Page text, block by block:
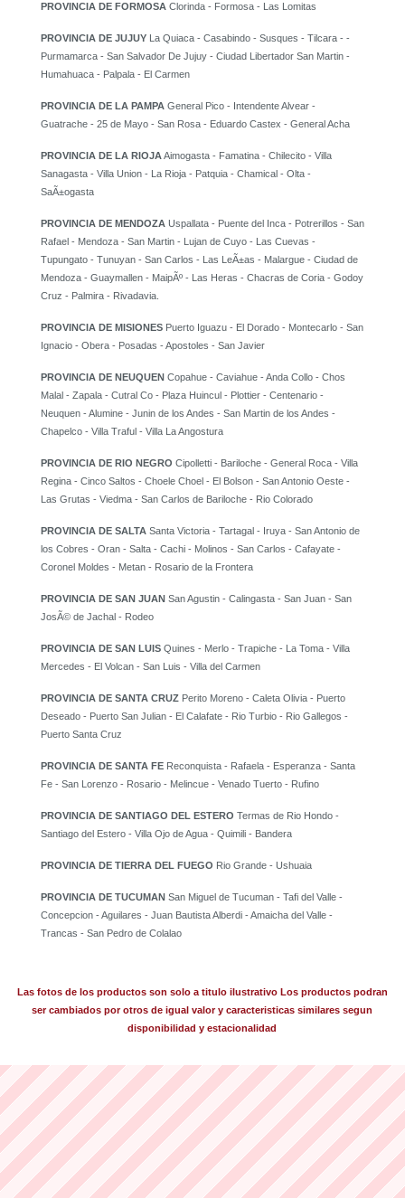
PROVINCIA DE FORMOSA Clorinda - Formosa - Las Lomitas
PROVINCIA DE JUJUY La Quiaca - Casabindo - Susques - Tilcara - -
Purmamarca - San Salvador De Jujuy - Ciudad Libertador San Martin -
Humahuaca - Palpala - El Carmen
PROVINCIA DE LA PAMPA General Pico - Intendente Alvear -
Guatrache - 25 de Mayo - San Rosa - Eduardo Castex - General Acha
PROVINCIA DE LA RIOJAAimogasta - Famatina - Chilecito - Villa
Sanagasta - Villa Union - La Rioja - Patquia - Chamical - Olta -
SaÃ±ogasta
PROVINCIA DE MENDOZA Uspallata - Puente del Inca - Potrerillos - San
Rafael - Mendoza - San Martin - Lujan de Cuyo - Las Cuevas -
Tupungato - Tunuyan - San Carlos - Las LeÃ±as - Malargue - Ciudad de
Mendoza - Guaymallen - MaipÃº - Las Heras - Chacras de Coria - Godoy
Cruz - Palmira - Rivadavia.
PROVINCIA DE MISIONES Puerto Iguazu - El Dorado - Montecarlo - San
Ignacio - Obera - Posadas - Apostoles - San Javier
PROVINCIA DE NEUQUEN Copahue - Caviahue - Anda Collo - Chos
Malal - Zapala - Cutral Co - Plaza Huincul - Plottier - Centenario -
Neuquen - Alumine - Junin de los Andes - San Martin de los Andes -
Chapelco - Villa Traful - Villa La Angostura
PROVINCIA DE RIO NEGRO Cipolletti - Bariloche - General Roca - Villa
Regina - Cinco Saltos - Choele Choel - El Bolson - San Antonio Oeste -
Las Grutas - Viedma - San Carlos de Bariloche - Rio Colorado
PROVINCIA DE SALTA Santa Victoria - Tartagal - Iruya - San Antonio de
los Cobres - Oran - Salta - Cachi - Molinos - San Carlos - Cafayate -
Coronel Moldes - Metan - Rosario de la Frontera
PROVINCIA DE SAN JUAN San Agustin - Calingasta - San Juan - San
JosÃ© de Jachal - Rodeo
PROVINCIA DE SAN LUIS Quines - Merlo - Trapiche - La Toma - Villa
Mercedes - El Volcan - San Luis - Villa del Carmen
PROVINCIA DE SANTA CRUZ Perito Moreno - Caleta Olivia - Puerto
Deseado - Puerto San Julian - El Calafate - Rio Turbio - Rio Gallegos -
Puerto Santa Cruz
PROVINCIA DE SANTA FE Reconquista - Rafaela - Esperanza - Santa
Fe - San Lorenzo - Rosario - Melincue - Venado Tuerto - Rufino
PROVINCIA DE SANTIAGO DEL ESTERO Termas de Rio Hondo -
Santiago del Estero - Villa Ojo de Agua - Quimili - Bandera
PROVINCIA DE TIERRA DEL FUEGO Rio Grande - Ushuaia
PROVINCIA DE TUCUMAN San Miguel de Tucuman - Tafi del Valle -
Concepcion - Aguilares - Juan Bautista Alberdi - Amaicha del Valle -
Trancas - San Pedro de Colalao
Las fotos de los productos son solo a titulo ilustrativo Los productos podran
ser cambiados por otros de igual valor y caracteristicas similares segun
disponibilidad y estacionalidad